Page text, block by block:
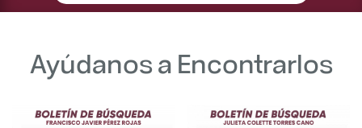
Ayúdanos a Encontrarlos